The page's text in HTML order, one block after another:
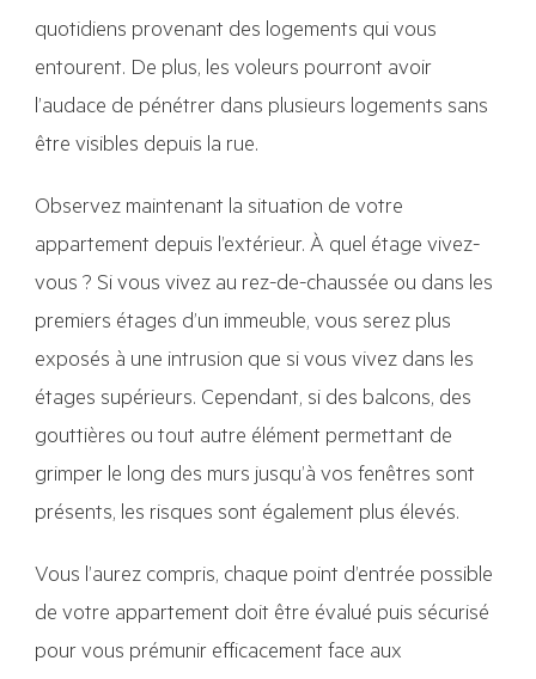
quotidiens provenant des logements qui vous
entourent. De plus, les voleurs pourront avoir
l’audace de pénétrer dans plusieurs logements sans
être visibles depuis la rue.
Observez maintenant la situation de votre
appartement depuis l’extérieur. À quel étage vivez-
vous ? Si vous vivez au rez-de-chaussée ou dans les
premiers étages d’un immeuble, vous serez plus
exposés à une intrusion que si vous vivez dans les
étages supérieurs. Cependant, si des balcons, des
gouttières ou tout autre élément permettant de
grimper le long des murs jusqu’à vos fenêtres sont
présents, les risques sont également plus élevés.
Vous l’aurez compris, chaque point d’entrée possible
de votre appartement doit être évalué puis sécurisé
pour vous prémunir efficacement face aux